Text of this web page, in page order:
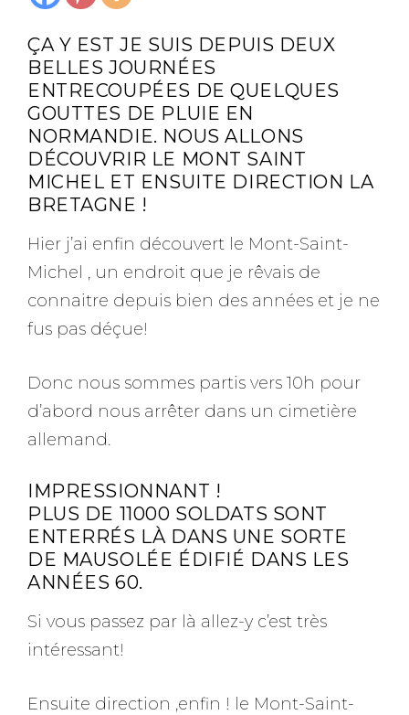
ÇA Y EST JE SUIS DEPUIS DEUX
BELLES JOURNÉES
ENTRECOUPÉES DE QUELQUES
GOUTTES DE PLUIE EN
NORMANDIE. NOUS ALLONS
DÉCOUVRIR LE MONT SAINT
MICHEL ET ENSUITE DIRECTION LA
BRETAGNE !
Hier j’ai enfin découvert le Mont-Saint-
Michel , un endroit que je rêvais de
connaitre depuis bien des années et je ne
fus pas déçue!
Donc nous sommes partis vers 10h pour
d’abord nous arrêter dans un cimetière
allemand.
IMPRESSIONNANT !
PLUS DE 11000 SOLDATS SONT
ENTERRÉS LÀ DANS UNE SORTE
DE MAUSOLÉE ÉDIFIÉ DANS LES
ANNÉES 60.
Si vous passez par là allez-y c’est très
intéressant!
Ensuite direction ,enfin ! le Mont-Saint-